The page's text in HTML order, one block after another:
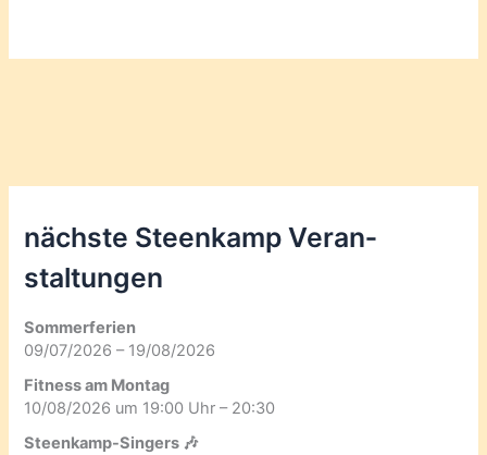
nächste Steenkamp Veran­
staltungen
Sommerferien
09/07/2026 – 19/08/2026
Fitness am Montag
10/08/2026 um 19:00 Uhr – 20:30
Steenkamp-Singers 🎶